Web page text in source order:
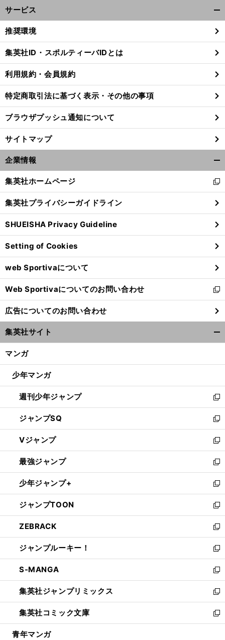
サービス
閉
る
推奨環境
集英社ID・スポルティーバIDとは
利用規約・会員規約
特定商取引法に基づく表示・その他の事項
ブラウザプッシュ通知について
サイトマップ
企業情報
閉
る
集英社ホームページ
新
し
い
ウ
ィ
ン
ド
ウ
で
開
く
集英社プライバシーガイドライン
SHUEISHA Privacy Guideline
Setting of Cookies
web Sportivaについて
Web Sportivaについてのお問い合わせ
新
し
い
ウ
ィ
ン
ウ
開
く
広告についてのお問い合わせ
集英社サイト
マンガ
少年マンガ
週刊少年ジャンプ
新
し
い
ウ
ィ
ン
ド
ウ
で
開
く
ジャンプSQ
新
し
い
ウ
ィ
ン
ド
ウ
で
開
く
Vジャンプ
新
し
い
ウ
ィ
ン
ド
ウ
で
開
く
最強ジャンプ
新
し
い
ウ
ィ
ン
ド
ウ
で
開
く
少年ジャンプ+
新
し
い
ウ
ィ
ン
ド
ウ
で
開
く
ジャンプTOON
新
し
い
ウ
ィ
ン
ド
ウ
で
開
く
ZEBRACK
新
し
い
ウ
ィ
ン
ド
ウ
で
開
ジャンプルーキー！
新
し
い
ウ
ィ
ン
ド
ウ
S-MANGA
新
し
い
ウ
ィ
ン
集英社ジャンプリミックス
新
し
い
ウ
集英社コミック文庫
新
し
青年マンガ